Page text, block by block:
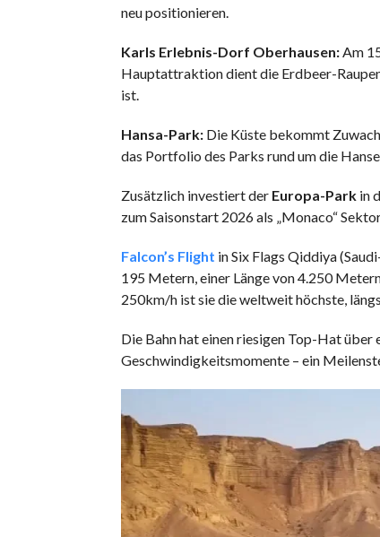
neu positionieren.
Karls Erlebnis-Dorf Oberhausen:Am
Hauptattraktion dient die Erdbeer-
ist.
Hansa-Park:Die Küste bekommt
das Portfolio des Parks rund um die
Zusätzlich investiert der Europa-Parkin
zum Saisonstart 2026 als „Monaco“
Falcon’s Flight in Six Flags Qiddiya
195 Metern, einer Länge von 4.250
250km/h ist sie die weltweit höchste,
Die Bahn hat einen riesigen Top-Hat über
Geschwindigkeitsmomente – ein